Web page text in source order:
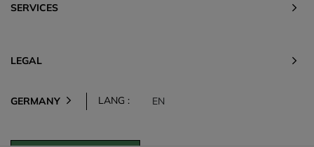
SERVICES
LEGAL
GERMANY LANG : EN